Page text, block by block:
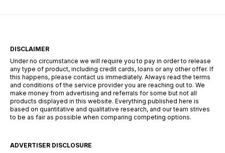
DISCLAIMER
Under no circumstance we will require you to pay in order to release
any type of product, including credit cards, loans or any other offer. If
this happens, please contact us immediately. Always read the terms
and conditions of the service provider you are reaching out to. We
make money from advertising and referrals for some but not all
products displayed in this website. Everything published here is
based on quantitative and qualitative research, and our team strives
to be as fair as possible when comparing competing options.
ADVERTISER DISCLOSURE